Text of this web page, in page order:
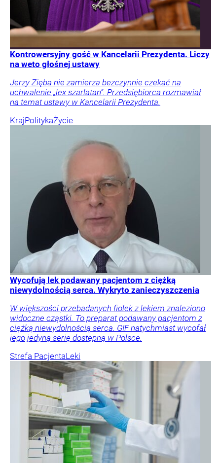
Kontrowersyjny gość w Kancelarii Prezydenta. Liczy
na weto głośnej ustawy
Jerzy Zięba nie zamierza bezczynnie czekać na
uchwalenie „lex szarlatan”. Przedsiębiorca rozmawiał
na temat ustawy w Kancelarii Prezydenta.
KrajPolitykaŻycie
Wycofują lek podawany pacjentom z ciężką
niewydolnością serca. Wykryto zanieczyszczenia
W większości przebadanych fiolek z lekiem znaleziono
widoczne cząstki. To preparat podawany pacjentom z
ciężką niewydolnością serca. GIF natychmiast wycofał
jego jedyną serię dostępną w Polsce.
Strefa PacjentaLeki